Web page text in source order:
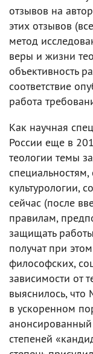
отзывов на
этих отзывов
метод
веры и жизни
объективность
соответствие
работа
Как научная
России еще в
теологии темы
культурологии,
сейчас (после
правилам,
защищать
получат при
философских,
зависимости от
выяснилось, что
в ускоренном
степеней